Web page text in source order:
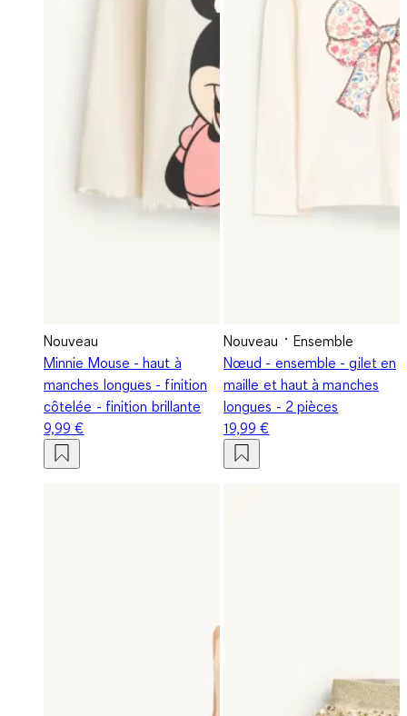
Nouveau
Minnie Mouse - haut à
manches longues - finition
côtelée - finition brillante
9,99 €
Nouveau
Ensemble
Nœud - ensemble - gilet en
maille et haut à manches
longues - 2 pièces
19,99 €